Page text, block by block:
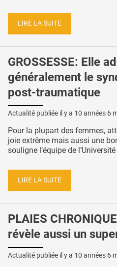
LIRE LA SUITE
GROSSESSE: Elle
généralement le
post-traumatique
Actualité publiée il y a 10 années 6
Pour la plupart des femmes,
joie extrême mais aussi une
souligne l’équipe de
LIRE LA SUITE
PLAIES
révèle aussi un
Actualité publiée il y a 10 années 6